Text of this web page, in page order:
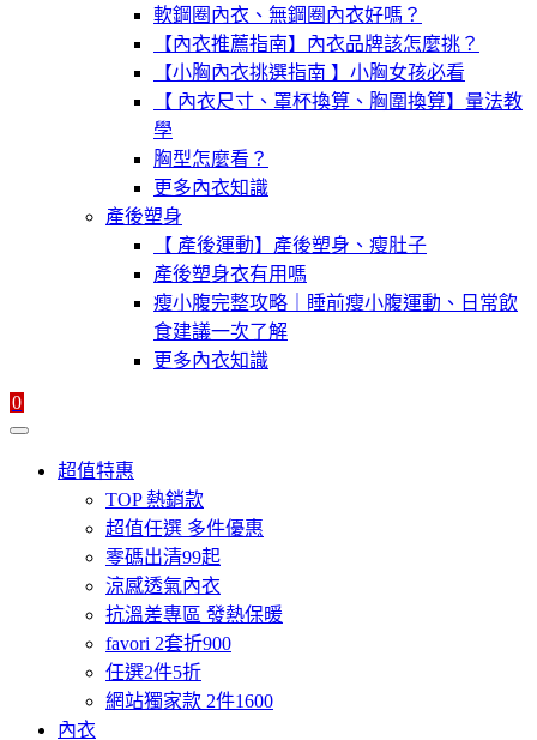
軟鋼圈內衣、無鋼圈內衣好嗎？
【內衣推薦指南】內衣品牌該怎麼挑？
【小胸內衣挑選指南 】小胸女孩必看
【 內衣尺寸、罩杯換算、胸圍換算】量法教
學
胸型怎麼看？
更多內衣知識
產後塑身
【 產後運動】產後塑身、瘦肚子
產後塑身衣有用嗎
瘦小腹完整攻略｜睡前瘦小腹運動、日常飲
食建議一次了解
更多內衣知識
0
超值特惠
TOP 熱銷款
超值任選 多件優惠
零碼出清99起
涼感透氣內衣
抗溫差專區 發熱保暖
favori 2套折900
任選2件5折
網站獨家款 2件1600
內衣